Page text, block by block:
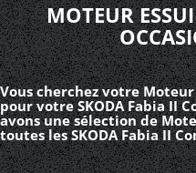
MOTEUR
Vous cherchez votre
pour votre SKODA Fabia II
avons une sélection de
toutes les SKODA Fabia II